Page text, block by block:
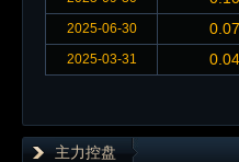
2025-06-30 0.07
2025-03-31 0.04
主力控盘